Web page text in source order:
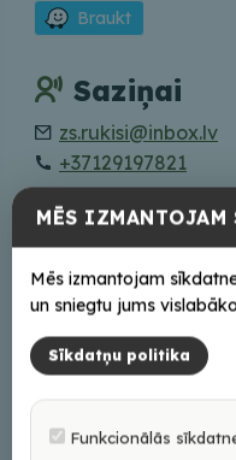
Braukt
Saziņai
zs.rukisi@inbox.lv
+37129197821
Tiešsaistē
Mājas lapa
Facebook
Instagram
Iepriekš piesakoties
MĒS IZMANTOJAM
Mēs izmantojam
un sniegtu jums
Sīkdatņu politika
Funkcionālās